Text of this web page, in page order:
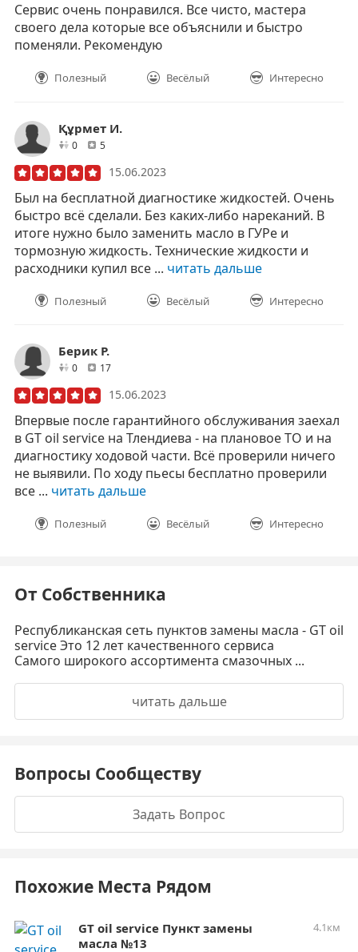
Сервис очень понравился. Все чисто, мастера
своего дела которые все объяснили и быстро
поменяли. Рекомендую
Полезный Весёлый Интересно
Құрмет И.
0друзей
5отзывов
15.06.2023
Был на бесплатной диагностике жидкостей. Очень
быстро всё сделали. Без каких-либо нареканий. В
итоге нужно было заменить масло в ГУРе и
тормозную жидкость. Технические жидкости и
расходники купил все ... читать дальше
Полезный Весёлый Интересно
Берик Р.
0друзей
17отзывов
15.06.2023
Впервые после гарантийного обслуживания заехал
в GT oil service на Тлендиева - на плановое ТО и на
диагностику ходовой части. Всё проверили ничего
не выявили. По ходу пьесы бесплатно проверили
все ... читать дальше
Полезный Весёлый Интересно
От Собственника
Республиканская сеть пунктов замены масла - GT oil
service Это 12 лет качественного сервиса
Самого широкого ассортимента смазочных ...
читать дальше
Вопросы Сообществу
Задать Вопрос
Похожие Места Рядом
GT oil service Пункт замены
масла №13
4.1км